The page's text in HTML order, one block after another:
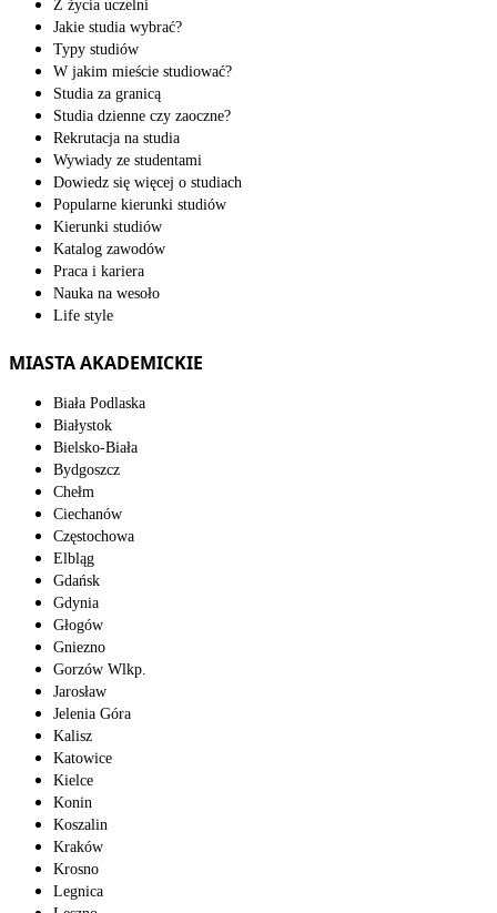
Z życia uczelni
Jakie studia wybrać?
Typy studiów
W jakim mieście studiować?
Studia za granicą
Studia dzienne czy zaoczne?
Rekrutacja na studia
Wywiady ze studentami
Dowiedz się więcej o studiach
Popularne kierunki studiów
Kierunki studiów
Katalog zawodów
Praca i kariera
Nauka na wesoło
Life style
MIASTA AKADEMICKIE
Biała Podlaska
Białystok
Bielsko-Biała
Bydgoszcz
Chełm
Ciechanów
Częstochowa
Elbląg
Gdańsk
Gdynia
Głogów
Gniezno
Gorzów Wlkp.
Jarosław
Jelenia Góra
Kalisz
Katowice
Kielce
Konin
Koszalin
Kraków
Krosno
Legnica